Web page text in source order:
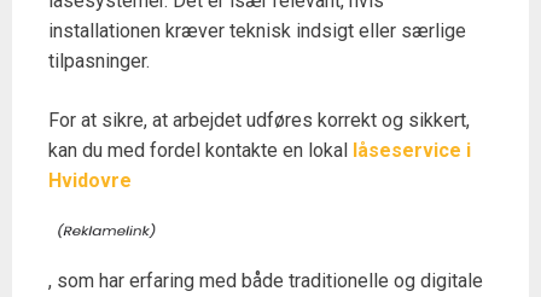
installationen kræver teknisk indsigt eller særlige
tilpasninger.
For at sikre, at arbejdet udføres korrekt og sikkert,
kan du med fordel kontakte en lokal låseservice i
Hvidovre
, som har erfaring med både traditionelle og digitale